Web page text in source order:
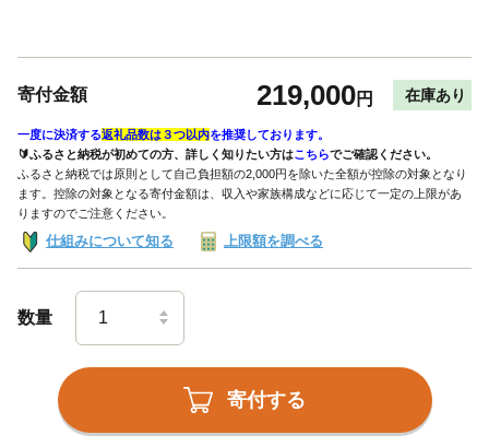
寄付金額 219,000円 在庫あり
一度に決済する返礼品数は３つ以内を推奨しております。
🔰ふるさと納税が初めての方、詳しく知りたい方はこちらでご確認ください。
ふるさと納税では原則として自己負担額の2,000円を除いた全額が控除の対象となり
ます。控除の対象となる寄付金額は、収入や家族構成などに応じて一定の上限があ
りますのでご注意ください。
仕組みについて知る 上限額を調べる
数量
寄付する